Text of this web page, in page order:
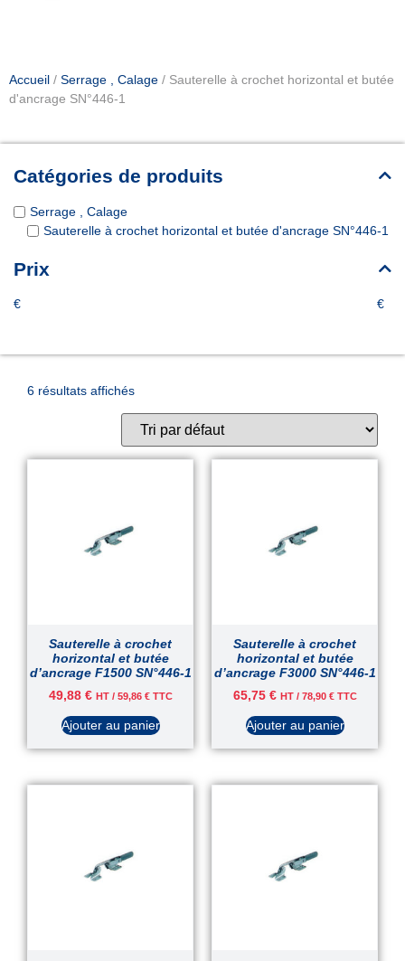
Accueil / Serrage , Calage / Sauterelle à crochet horizontal et butée
d'ancrage SN°446-1
Catégories de produits
Serrage , Calage
Sauterelle à crochet horizontal et butée d'ancrage SN°446-1
Prix
€ €
6 résultats affichés
Sauterelle à crochet
horizontal et butée
d’ancrage F1500 SN°446-1
49,88 € HT / 59,86 €TTC
Ajouter au panier
Sauterelle à crochet
horizontal et butée
d’ancrage F3000 SN°446-1
65,75 € HT / 78,90 €TTC
Ajouter au panier